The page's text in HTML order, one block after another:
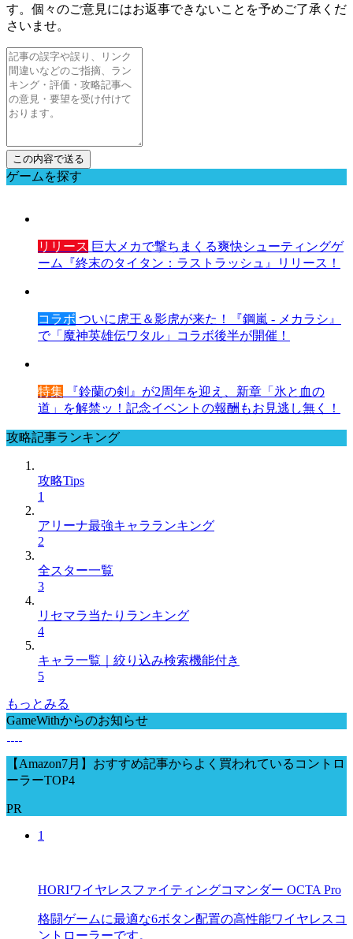
す。個々のご意見にはお返事できないことを予めご了承くだ
さいませ。
ゲームを探す
リリース 巨大メカで撃ちまくる爽快シューティングゲ
ーム『終末のタイタン：ラストラッシュ』リリース！
コラボ ついに虎王＆影虎が来た！『鋼嵐 - メカラシ』
で「魔神英雄伝ワタル」コラボ後半が開催！
特集 『鈴蘭の剣』が2周年を迎え、新章「氷と血の
道」を解禁ッ！記念イベントの報酬もお見逃し無く！
攻略記事ランキング
攻略Tips
1
アリーナ最強キャラランキング
2
全スター一覧
3
リセマラ当たりランキング
4
キャラ一覧｜絞り込み検索機能付き
5
もっとみる
GameWithからのお知らせ
【Amazon7月】おすすめ記事からよく買われているコントロ
ーラーTOP4
PR
1
HORIワイヤレスファイティングコマンダー OCTA Pro
格闘ゲームに最適な6ボタン配置の高性能ワイヤレスコ
ントローラーです。